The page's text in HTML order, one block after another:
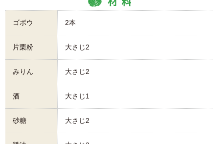
ゴボウ 2本
片栗粉 大さじ2
みりん 大さじ2
酒 大さじ1
砂糖 大さじ2